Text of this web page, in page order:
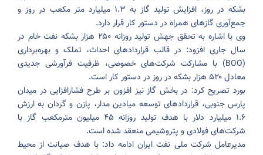
بشکه در روز، افزایش تولید گاز به ۱.۳ میلیارد متر مکعب در روز و
جمع‌آوری گازهای همراه در دستور کار قرار دارد.
وی با اشاره به تحقق جهش تولید روزانه ۲۵۰ هزار بشکه نفت خام در
سال جاری افزود: در قالب قراردادهای احداث، تملک و بهره‌برداری
(BOO) با مشارکت شرکت‌های خصوصی، ظرفیت فرآورشی جدیدی
معادل ۵۲۰ هزار بشکه در روز در دستور کار است.
بورد تصریح کرد: در بخش گاز نیز افزون بر طرح فشارافزایی در میدان
پارس جنوبی، قراردادهای توسعه میادین مدار، پازن و گردان به ارزش
۱.۶ میلیارد دلار با هدف تولید روزانه ۴۵ میلیون مترمکعب گاز با
شرکت‌های فولادی و پتروشیمی منعقد شده است.
مدیرعامل شرکت ملی نفت ایران ادامه داد: با هدف صیانت از محیط